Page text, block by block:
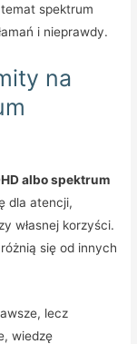
spektrum
i nieprawdy.
na
albo spektrum
dla atencji,
własnej korzyści.
się od innych
lecz
wiedzę